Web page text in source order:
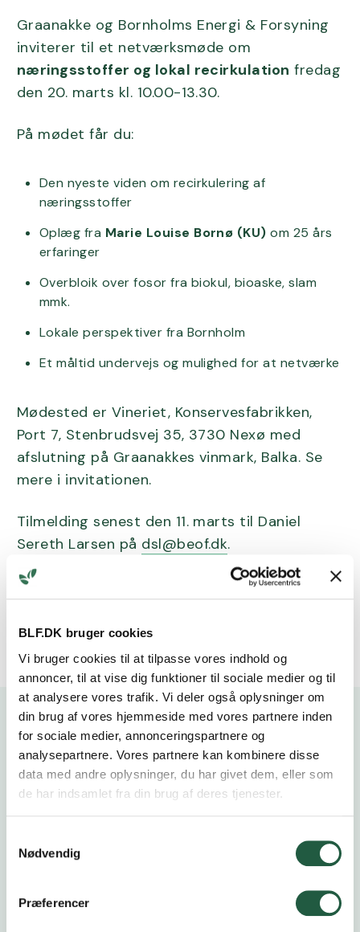
BLF.DK bruger cookies
Vi bruger cookies til at tilpasse vores indhold og
annoncer, til at vise dig funktioner til sociale medier og til
at analysere vores trafik. Vi deler også oplysninger om
din brug af vores hjemmeside med vores partnere inden
for sociale medier, annonceringspartnere og
analysepartnere. Vores partnere kan kombinere disse
data med andre oplysninger, du har givet dem, eller som
de har indsamlet fra din brug af deres tjenester.
Nødvendig
Præferencer
Graanakke og Bornholms Energi & Forsyning
inviterer til et netværksmøde om
næringsstoffer og lokal recirkulation fredag
den 20. marts kl. 10.00-13.30.
På mødet får du:
Den nyeste viden om recirkulering af
næringsstoffer
Oplæg fra Marie Louise Bornø (KU) om 25 års
erfaringer
Overbloik over fosor fra biokul, bioaske, slam
mmk.
Lokale perspektiver fra Bornholm
Et måltid undervejs og mulighed for at netværke
Mødested er Vineriet, Konservesfabrikken,
Port 7, Stenbrudsvej 35, 3730 Nexø med
afslutning på Graanakkes vinmark, Balka. Se
mere i invitationen.
Tilmelding senest den 11. marts til Daniel
Sereth Larsen på dsl@beof.dk.
Invitation til arrangementet
Kalender
20.9.2026